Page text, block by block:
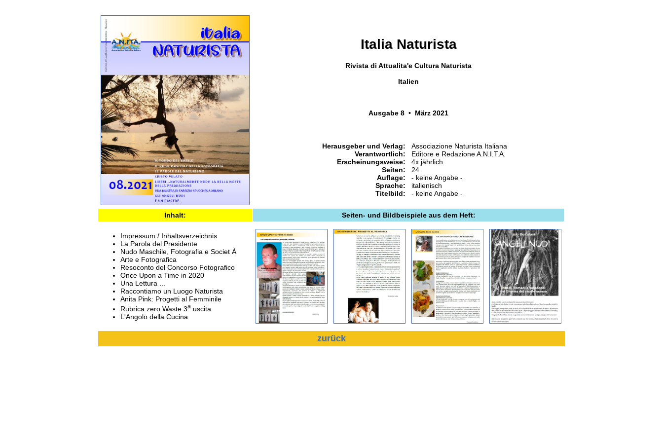
Italia Naturista
Rivista di Attualita'e Cultura Naturista
Italien
Ausgabe 8 • März 2021
Herausgeber und Verlag:
Verantwortlich:
Erscheinungsweise:
Seiten:
Auflage:
Sprache:
Titelbild:
Associazione Naturista Italiana
Editore e Redazione A.N.I.T.A.
4x jährlich
24
- keine Angabe -
italienisch
- keine Angabe -
Inhalt: Seiten- und Bildbeispiele aus dem Heft:
Impressum / Inhaltsverzeichnis
La Parola del Presidente
Nudo Maschile, Fotografia e Societ À
Arte e Fotografica
Resoconto del Concorso Fotografico
Once Upon a Time in 2020
Una Lettura ...
Raccontiamo un Luogo Naturista
Anita Pink: Progetti al Femminile
Rubrica zero Waste 3a uscita
L'Angolo della Cucina
zurück